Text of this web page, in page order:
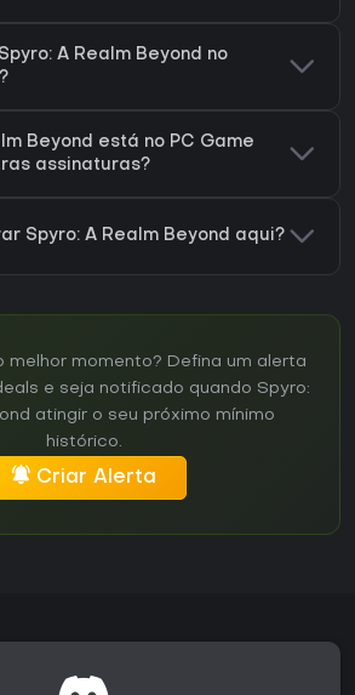
A Realm Beyond no
Beyond está no PC Game
assinaturas?
Spyro: A Realm Beyond aqui?
melhor momento? Defina um alerta
e seja notificado quando Spyro:
atingir o seu próximo mínimo
histórico.
Criar Alerta